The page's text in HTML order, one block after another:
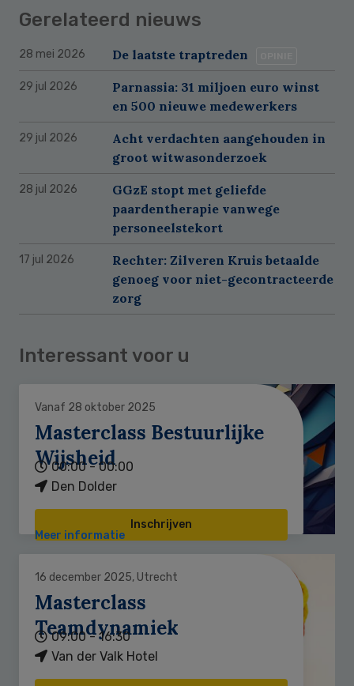
Gerelateerd nieuws
28 mei 2026 De laatste traptreden
29 jul 2026
Parnassia: 31 miljoen euro winst
en 500 nieuwe medewerkers
29 jul 2026
Acht verdachten aangehouden in
groot witwasonderzoek
28 jul 2026
GGzE stopt met geliefde
paardentherapie vanwege
personeelstekort
17 jul 2026
Rechter: Zilveren Kruis betaalde
genoeg voor niet-gecontracteerde
zorg
Interessant voor u
Vanaf 28 oktober 2025
Masterclass Bestuurlijke
Wijsheid
00:00 - 00:00
Den Dolder
Inschrijven
Meer informatie
16 december 2025, Utrecht
Masterclass
Teamdynamiek
09:00 - 16:30
Van der Valk Hotel